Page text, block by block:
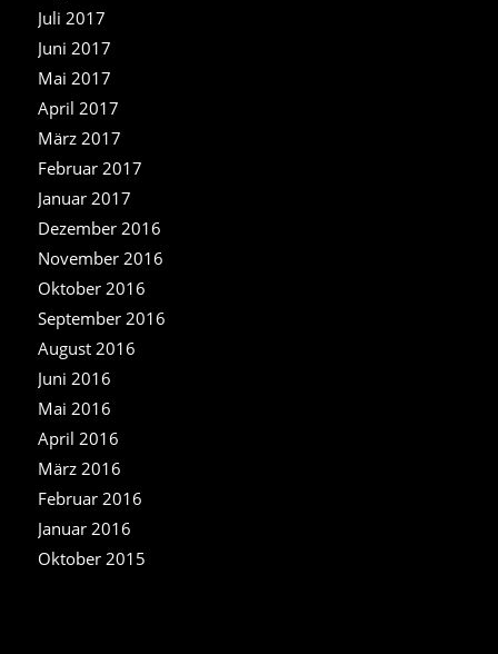
Juli 2017
Juni 2017
Mai 2017
April 2017
März 2017
Februar 2017
Januar 2017
Dezember 2016
November 2016
Oktober 2016
September 2016
August 2016
Juni 2016
Mai 2016
April 2016
März 2016
Februar 2016
Januar 2016
Oktober 2015